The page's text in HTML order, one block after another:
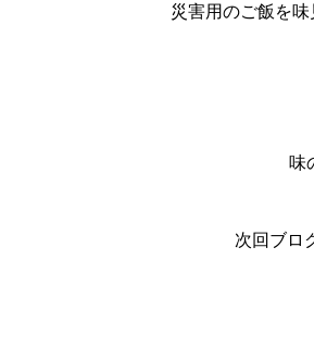
災害用のご飯を
味
次回ブロ